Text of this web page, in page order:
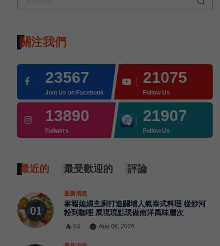
關注我們
23567
Join Us on Facebook
21075
Follow Us
13890
Follwers
21907
Follow Us
最近的 最受歡迎的 評論
最新消息
泰籍媳婦主廚打造關埔人氣泰式料理 從炒河
粉到咖哩 展現現點現做南洋風味層次
53 Aug 06, 2026